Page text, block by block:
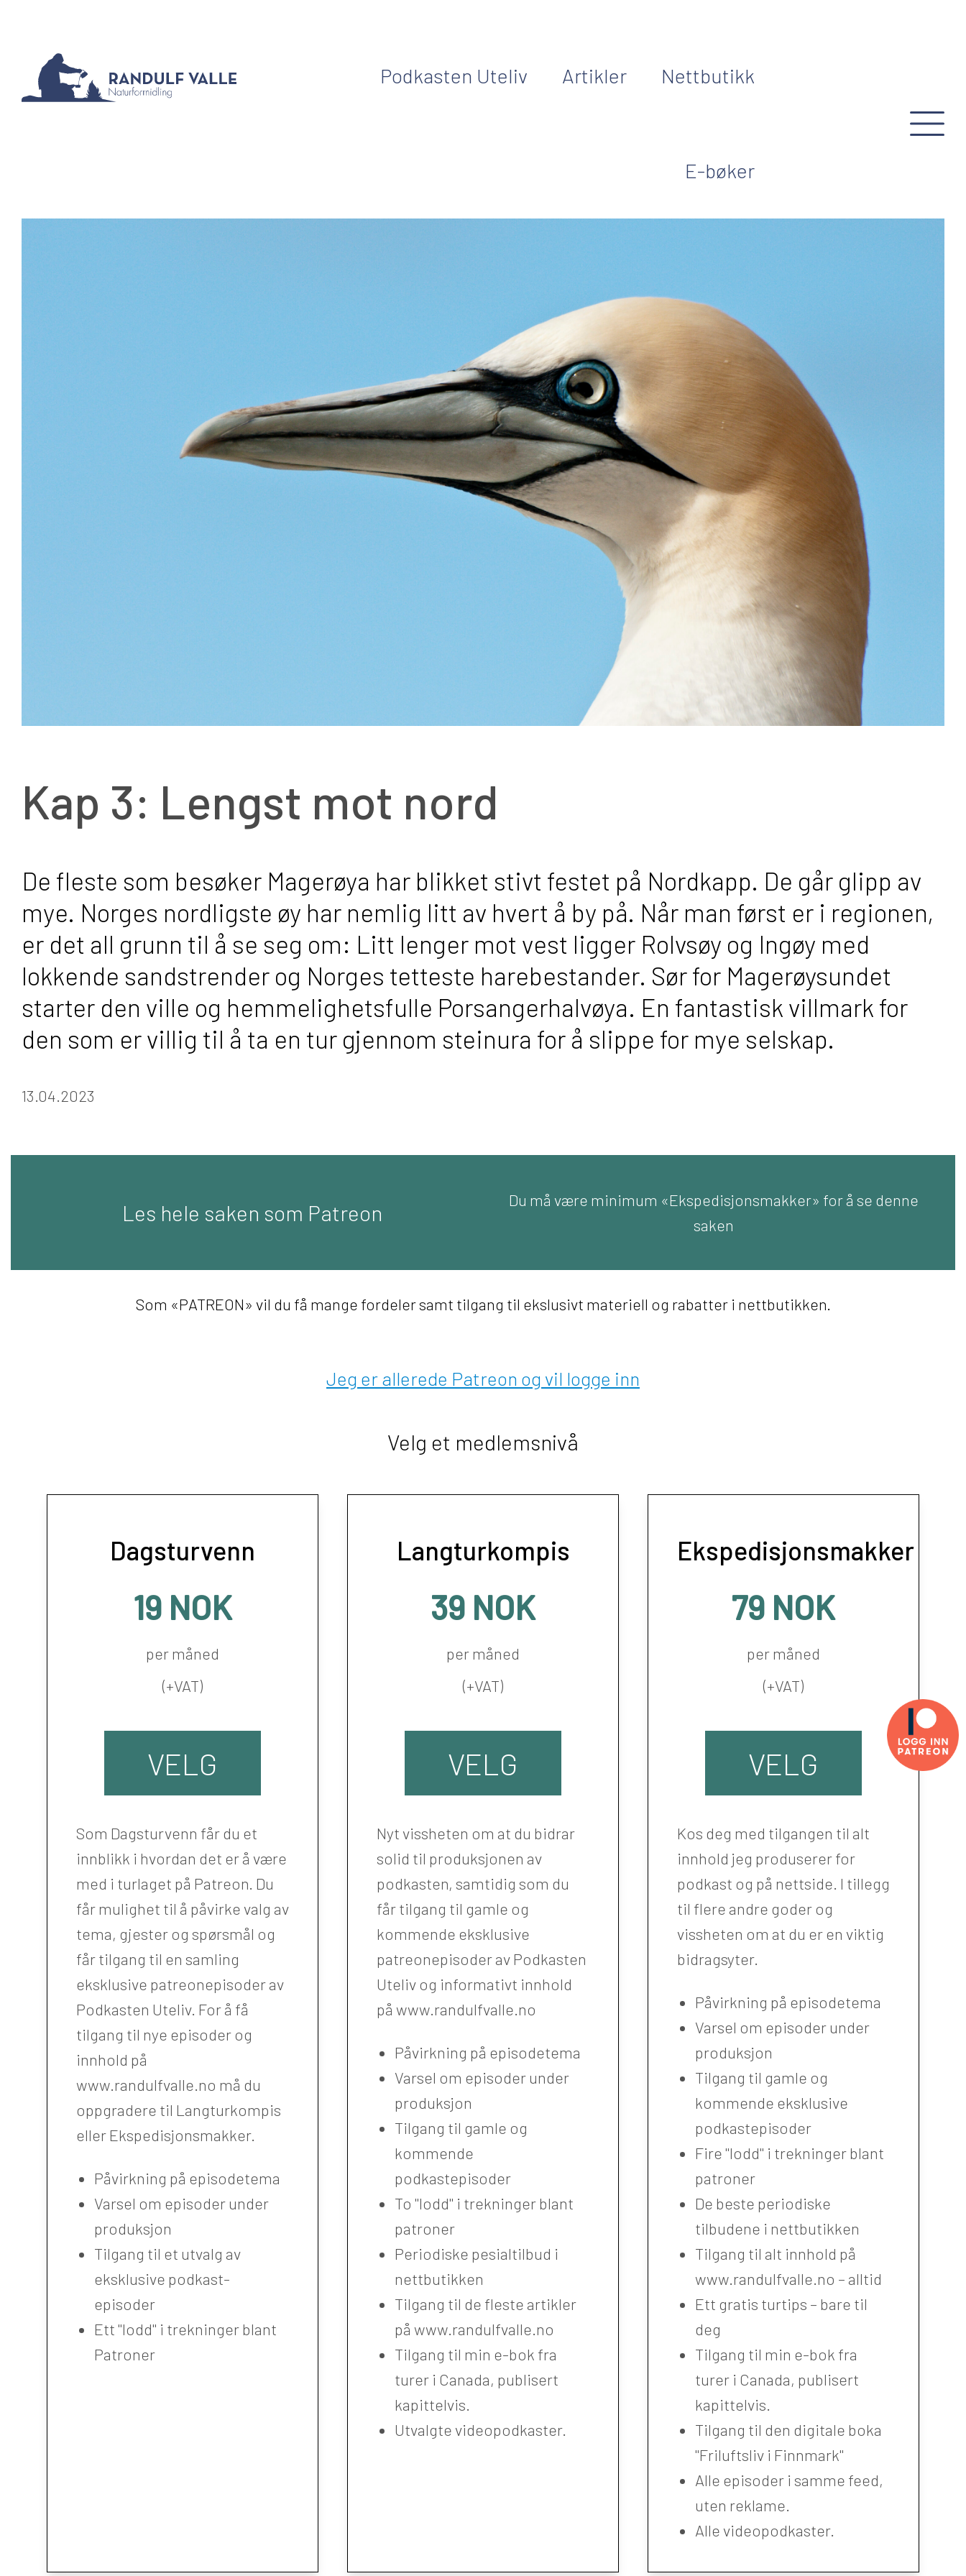
Podkasten Uteliv Artikler Nettbutikk
E-bøker
Kap 3: Lengst mot nord
De fleste som besøker Magerøya har blikket stivt festet på Nordkapp. De går glipp av
mye. Norges nordligste øy har nemlig litt av hvert å by på. Når man først er i regionen,
er det all grunn til å se seg om: Litt lenger mot vest ligger Rolvsøy og Ingøy med
lokkende sandstrender og Norges tetteste harebestander. Sør for Magerøysundet
starter den ville og hemmelighetsfulle Porsangerhalvøya. En fantastisk villmark for
den som er villig til å ta en tur gjennom steinura for å slippe for mye selskap.
13.04.2023
Les hele saken som Patreon
Du må være minimum «Ekspedisjonsmakker» for å se denne
saken
Som «PATREON» vil du få mange fordeler samt tilgang til ekslusivt materiell og rabatter i nettbutikken.
Jeg er allerede Patreon og vil logge inn
Velg et medlemsnivå
Dagsturvenn
19 NOK
per måned
(+VAT)
VELG
Som Dagsturvenn får du et
innblikk i hvordan det er å være
med i turlaget på Patreon. Du
får mulighet til å påvirke valg av
tema, gjester og spørsmål og
får tilgang til en samling
eksklusive patreonepisoder av
Podkasten Uteliv. For å få
tilgang til nye episoder og
innhold på
www.randulfvalle.no må du
oppgradere til Langturkompis
eller Ekspedisjonsmakker.
Påvirkning på episodetema
Varsel om episoder under
produksjon
Tilgang til et utvalg av
eksklusive podkast-
episoder
Ett "lodd" i trekninger blant
Patroner
Langturkompis
39 NOK
per måned
(+VAT)
VELG
Nyt vissheten om at du bidrar
solid til produksjonen av
podkasten, samtidig som du
får tilgang til gamle og
kommende eksklusive
patreonepisoder av Podkasten
Uteliv og informativt innhold
på www.randulfvalle.no
Påvirkning på episodetema
Varsel om episoder under
produksjon
Tilgang til gamle og
kommende
podkastepisoder
To "lodd" i trekninger blant
patroner
Periodiske pesialtilbud i
nettbutikken
Tilgang til de fleste artikler
på www.randulfvalle.no
Tilgang til min e-bok fra
turer i Canada, publisert
kapittelvis.
Utvalgte videopodkaster.
Ekspedisjonsmakker
79 NOK
per måned
(+VAT)
VELG
Kos deg med tilgangen til alt
innhold jeg produserer for
podkast og på nettside. I tillegg
til flere andre goder og
vissheten om at du er en viktig
bidragsyter.
Påvirkning på episodetema
Varsel om episoder under
produksjon
Tilgang til gamle og
kommende eksklusive
podkastepisoder
Fire "lodd" i trekninger blant
patroner
De beste periodiske
tilbudene i nettbutikken
Tilgang til alt innhold på
www.randulfvalle.no – alltid
Ett gratis turtips – bare til
deg
Tilgang til min e-bok fra
turer i Canada, publisert
kapittelvis.
Tilgang til den digitale boka
"Friluftsliv i Finnmark"
Alle episoder i samme feed,
uten reklame.
Alle videopodkaster.